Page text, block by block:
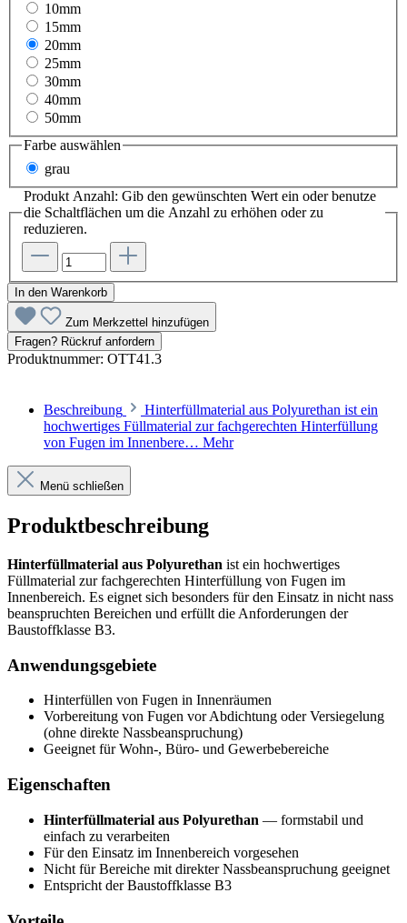
10mm
15mm
20mm
25mm
30mm
40mm
50mm
Farbe auswählen
grau
Produkt Anzahl: Gib den gewünschten Wert ein oder benutze
die Schaltflächen um die Anzahl zu erhöhen oder zu
reduzieren.
In den Warenkorb
Zum Merkzettel hinzufügen
Fragen? Rückruf anfordern
Produktnummer: OTT41.3
Beschreibung
Hinterfüllmaterial aus Polyurethan ist ein
hochwertiges Füllmaterial zur fachgerechten Hinterfüllung
von Fugen im Innenbere… Mehr
Menü schließen
Produktbeschreibung
Hinterfüllmaterial aus Polyurethan ist ein hochwertiges
Füllmaterial zur fachgerechten Hinterfüllung von Fugen im
Innenbereich. Es eignet sich besonders für den Einsatz in nicht nass
beanspruchten Bereichen und erfüllt die Anforderungen der
Baustoffklasse B3.
Anwendungsgebiete
Hinterfüllen von Fugen in Innenräumen
Vorbereitung von Fugen vor Abdichtung oder Versiegelung
(ohne direkte Nassbeanspruchung)
Geeignet für Wohn-, Büro- und Gewerbebereiche
Eigenschaften
Hinterfüllmaterial aus Polyurethan — formstabil und
einfach zu verarbeiten
Für den Einsatz im Innenbereich vorgesehen
Nicht für Bereiche mit direkter Nassbeanspruchung geeignet
Entspricht der Baustoffklasse B3